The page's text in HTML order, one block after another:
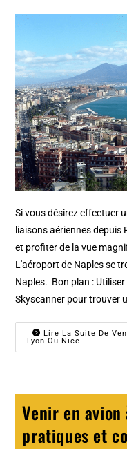
Si vous désirez effectuer
liaisons aériennes depuis
et profiter de la vue
L'aéroport de Naples se
Naples. Bon plan :
Skyscanner pour trouver
Lire La Suite De
Lyon Ou Nice
Venir en
pratiques et